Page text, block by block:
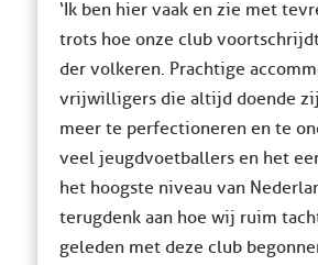
‘Ik ben hier vaak en zie met
trots hoe onze club
der volkeren. Prachtige
vrijwilligers die altijd doende
meer te perfectioneren en te
veel jeugdvoetballers en het
het hoogste niveau van
terugdenk aan hoe wij ruim
geleden met deze club